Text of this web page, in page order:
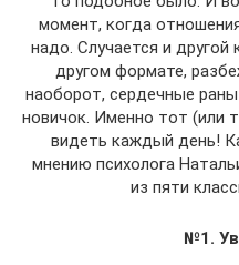
момент, когда
надо. Случается и другой
другом формате,
наоборот, сердечные
новичок. Именно тот (или
видеть каждый день!
мнению психолога
из пяти
№1.